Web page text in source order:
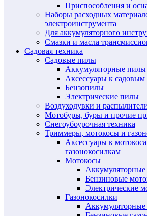
Приспособления и
Наборы расходных
электроинструмента
Для аккумуляторного
Смазки и масла
Садовая техника
Садовые пилы
Аккумуляторные пилы
Аксессуары к
Бензопилы
Электрические пилы
Воздуходувки и
Мотобуры, буры и прочие
Снегоубоурочная техника
Триммеры, мотокосы и
Аксессуары к
газонокосилкам
Мотокосы
Бензиновые
Электрические
Газонокосилки
Аккумуляторные